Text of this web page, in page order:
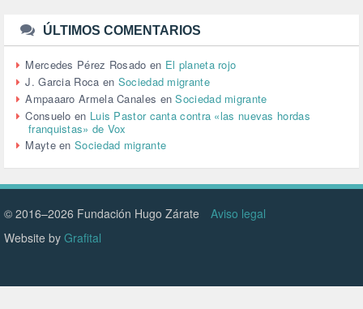
URBANISMO (1)
URBANIZACIÓN (1)
VEJEZ (1)
VENEZUELA (3)
VENEZULA (1)
VIAJES (1)
VIOLENCIA (2)
VIOLENCIA DE GÉNERO (223)
VIVIENDA (9)
VOLODIMIR ZELENSKY (1)
ÚLTIMOS COMENTARIOS
Mercedes Pérez Rosado en El planeta rojo
J. Garcia Roca en Sociedad migrante
Ampaaaro Armela Canales enSociedad migrante
Consuelo en Luis Pastor canta contra «las nuevas hordas
franquistas» de Vox
MayteenSociedad migrante
© 2016–2026 Fundación Hugo Zárate
Aviso legal
Website by Grafital